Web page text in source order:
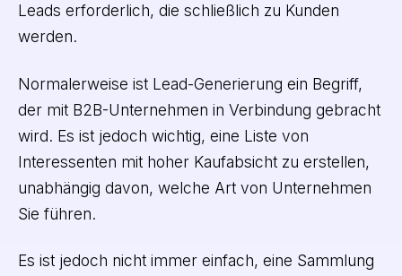
Leads erforderlich, die schließlich zu Kunden
werden.
Normalerweise ist Lead-Generierung ein Begriff,
der mit B2B-Unternehmen in Verbindung gebracht
wird. Es ist jedoch wichtig, eine Liste von
Interessenten mit hoher Kaufabsicht zu erstellen,
unabhängig davon, welche Art von Unternehmen
Sie führen.
Es ist jedoch nicht immer einfach, eine Sammlung